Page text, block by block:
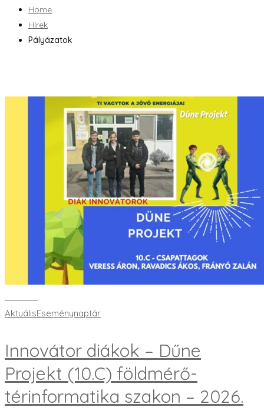
Home
Hírek
Pályázatok
AktuálisEseménynaptár
Innovátor diákok – Dűne
Projekt (10.C) földmérő-
térinformatika szakon – 2026.